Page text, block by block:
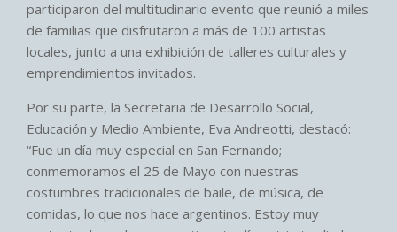
participaron del multitudinario evento que reunió a miles
de familias que disfrutaron a más de 100 artistas
locales, junto a una exhibición de talleres culturales y
emprendimientos invitados.
Por su parte, la Secretaria de Desarrollo Social,
Educación y Medio Ambiente, Eva Andreotti, destacó:
“Fue un día muy especial en San Fernando;
conmemoramos el 25 de Mayo con nuestras
costumbres tradicionales de baile, de música, de
comidas, lo que nos hace argentinos. Estoy muy